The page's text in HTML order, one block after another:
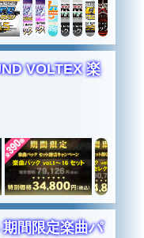
VOLTEX 楽
間限定楽曲パ